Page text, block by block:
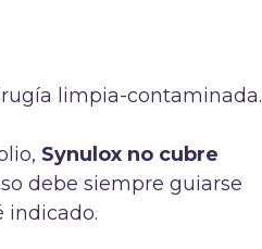
limpia-contaminada.
Synulox no cubre
debe siempre guiarse
indicado.